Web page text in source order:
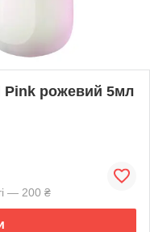
Pink рожевий 5мл
— 200 ₴